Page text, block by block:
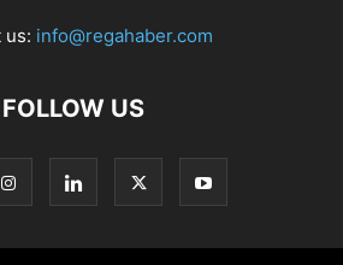
us: info@regahaber.com
FOLLOW US